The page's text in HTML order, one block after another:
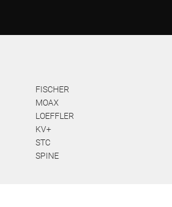
FISCHER
MOAX
LOEFFLER
KV+
STC
SPINE